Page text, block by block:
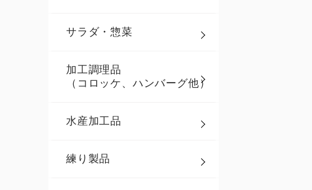
サラダ・惣菜
加工調理品
（コロッケ、ハンバーグ他）
水産加工品
練り製品